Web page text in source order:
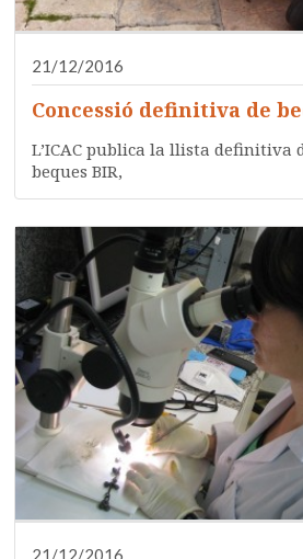
21/12/2016
Concessió definitiva de
L’ICAC publica la llista definitiva
beques BIR,
21/12/2016